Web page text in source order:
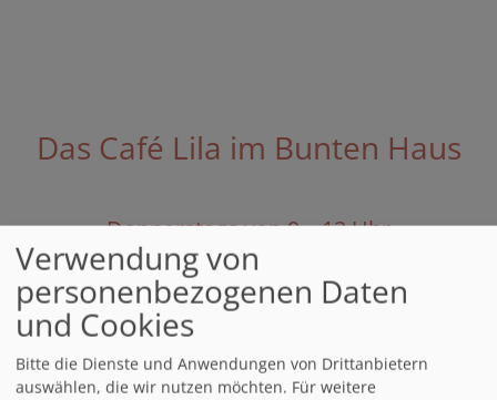
Das Café Lila im Bunten Haus
Donnerstags von 9 – 12 Uhr
(außer in den Ferien)
Bei schönem Wetter draußen auf der
Terrasse
Verwendung von
personenbezogenen Daten
und Cookies
Bitte die Dienste und Anwendungen von Drittanbietern
auswählen, die wir nutzen möchten. Für weitere